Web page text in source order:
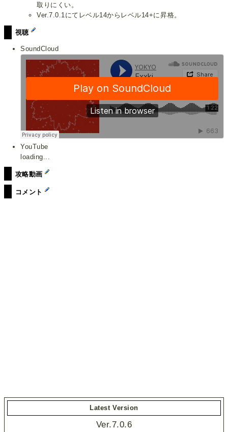
取りにくい。
Ver.7.0.1にてレベル14からレベル14+に昇格。
視聴
SoundCloud
YouTube
loading...
攻略動画
コメント
Latest Version
Ver.7.0.6